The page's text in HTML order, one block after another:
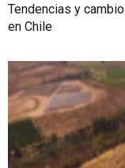
Tendencias y
en Chile